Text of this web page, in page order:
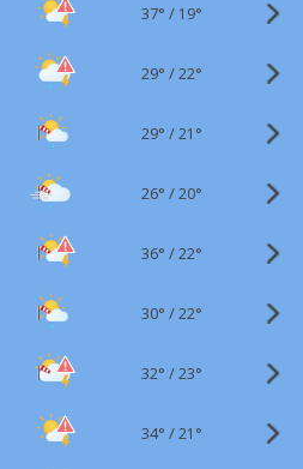
37° / 19°
29° /22°
29° /21°
26° /20°
36° /22°
30° /22°
32° /23°
34° /21°